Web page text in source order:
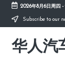
Skip
content
2026年8月6日周四 -
Subscribe to our
华人汽